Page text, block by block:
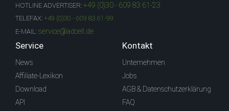
HOTLINE ADVERTISER: +49 (0)30 - 609 83 61-23
TELEFAX: +49 (0)30 - 609 83 61-99
E-MAIL: service@adcell.de
Service
News
Affiliate-Lexikon
Download
API
Kontakt
Unternehmen
Jobs
AGB & Datenschutzerklärung
FAQ